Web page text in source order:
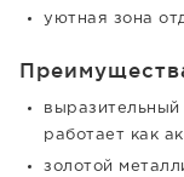
уютная зона
выразительный
работает как
золотой